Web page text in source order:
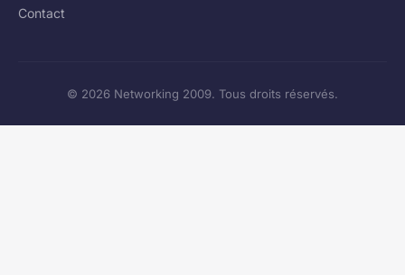
Contact
© 2026 Networking 2009. Tous droits réservés.